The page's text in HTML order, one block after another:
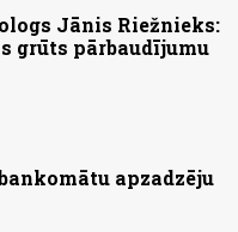
Jānis Riežnieks:
grūts pārbaudījumu
apzadzēju